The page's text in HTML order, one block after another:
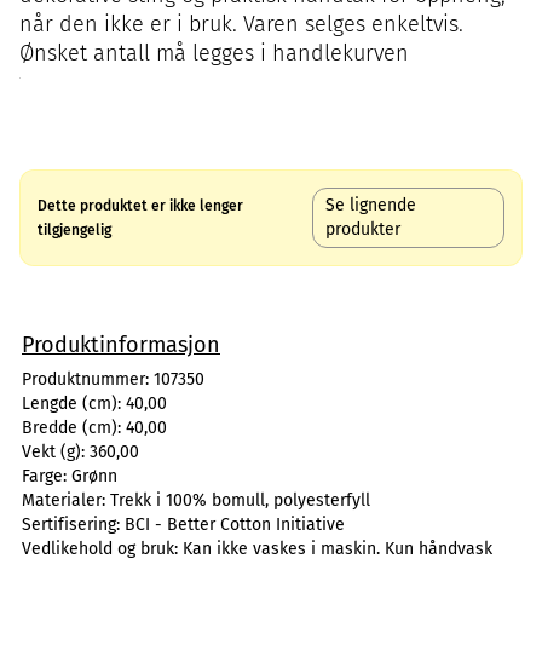
når den ikke er i bruk. Varen selges enkeltvis.
Ønsket antall må legges i handlekurven
Dette produktet er ikke lenger
tilgjengelig
Se lignende
produkter
Produktinformasjon
Produktnummer: 107350
Lengde (cm): 40,00
Bredde (cm): 40,00
Vekt (g): 360,00
Farge: Grønn
Materialer: Trekk i 100% bomull, polyesterfyll
Sertifisering: BCI - Better Cotton Initiative
Vedlikehold og bruk: Kan ikke vaskes i maskin. Kun håndvask